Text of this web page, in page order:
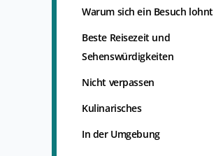
Warum sich ein Besuch lohnt
Beste Reisezeit und
Sehenswürdigkeiten
Nicht verpassen
Kulinarisches
In der Umgebung